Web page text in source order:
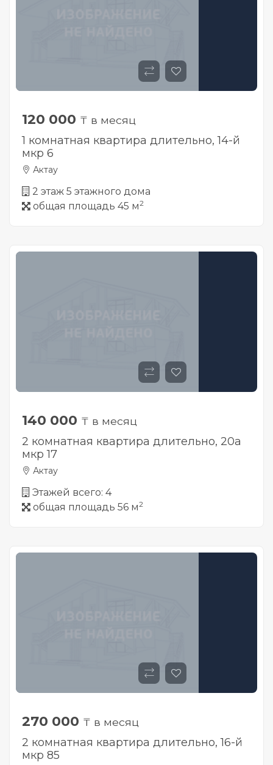
120 000 ₸ в месяц
1 комнатная квартира длительно, 14-й
мкр 6
Актау
2 этаж 5 этажного дома
общая площадь 45 м2
140 000 ₸ в месяц
2 комнатная квартира длительно, 20а
мкр 17
Актау
Этажей всего: 4
общая площадь 56 м2
270 000 ₸ в месяц
2 комнатная квартира длительно, 16-й
мкр 85